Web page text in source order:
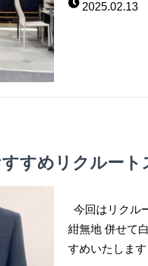
2025.02.13
すすめリクルー
今回はリクル
紺無地 併せて
すめいたしま